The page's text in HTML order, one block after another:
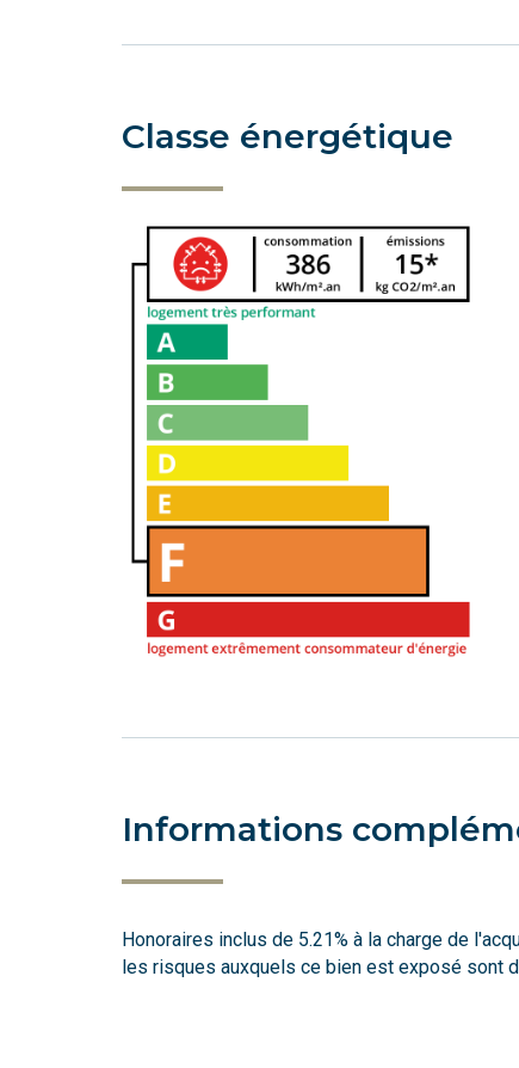
Classe énergétique
Informations
Honoraires inclus de 5.21% à la charge de
les risques auxquels ce bien est exposé sont